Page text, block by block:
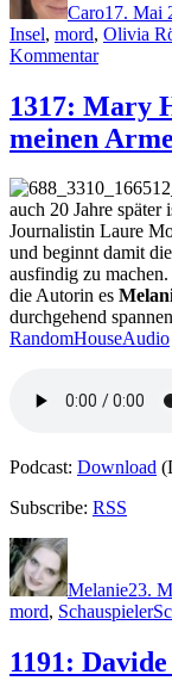
Caro17. Mai
Insel, mord, Olivia
Kommentarzu
Cilla
&
Rolf
–
Die
Springflut
1317: Mary
meinen
auch 20 Jahre
Journalistin Laure
und beginnt damit
ausfindig zu
die Autorin es
durchgehend
RandomHouseAudio
Podcast: Download
Subscribe: RSS
Autor
Melanie23.
mord, Schauspieler
1191: